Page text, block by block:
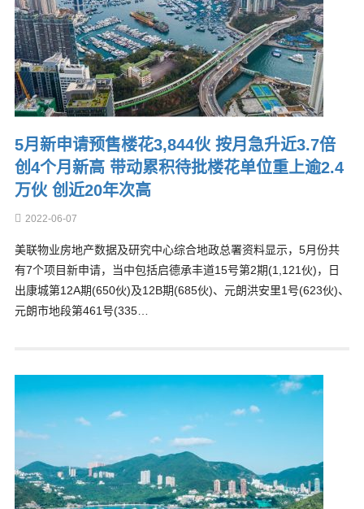
5月新申请预售楼花3,844伙 按月急升近3.7倍
创4个月新高 带动累积待批楼花单位重上逾2.4
万伙 创近20年次高
2022-06-07
美联物业房地产数据及研究中心综合地政总署资料显示，5月份共
有7个项目新申请，当中包括启德承丰道15号第2期(1,121伙)，日
出康城第12A期(650伙)及12B期(685伙)、元朗洪安里1号(623伙)、
元朗市地段第461号(335…